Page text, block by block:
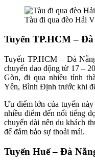
Tàu đi qua đèo Hải
Tuyến TP.HCM –
Tuyến TP.HCM – Đà
chuyển dao động từ 17 –
Gòn, đi qua nhiều tỉnh
Yên, Bình Định trước khi
Ưu điểm lớn của tuyến
nhiều điểm đến nổi tiếng
chuyển dài nên du khách
để đảm bảo sự thoải mái.
Tuyến Huế – Đà